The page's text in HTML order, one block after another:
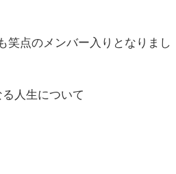
笑点のメンバー入りとなりまし
人生について